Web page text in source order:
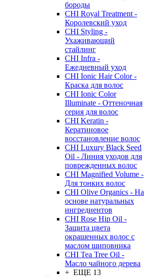
бороды
CHI Royal Treatment -
Королевский уход
CHI Styling -
Ухаживающий
стайлинг
CHI Infra -
Ежедневный уход
CHI Ionic Hair Color -
Краска для волос
CHI Ionic Color
Illuminate - Оттеночная
серия для волос
CHI Keratin -
Кератиновое
восстановление волос
CHI Luxury Black Seed
Oil - Линия уходов для
поврежденных волос
CHI Magnified Volume -
Для тонких волос
CHI Olive Organics - На
основе натуральных
ингредиентов
CHI Rose Hip Oil -
Защита цвета
окрашенных волос с
маслом шиповника
CHI Tea Tree Oil -
Масло чайного дерева
+ ЕЩЕ 13